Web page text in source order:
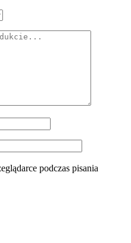
podczas pisania